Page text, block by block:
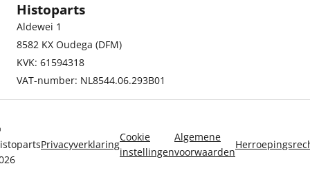
Histoparts
Aldewei 1
8582 KX Oudega (DFM)
KVK: 61594318
VAT-number: NL8544.06.293B01
Privacyverklaring
Cookie
instellingen
Algemene
voorwaarden